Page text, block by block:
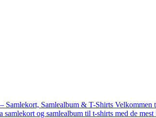
Samlekort, Samlealbum & T-Shirts
samlekort og samlealbum til t-shirts med de